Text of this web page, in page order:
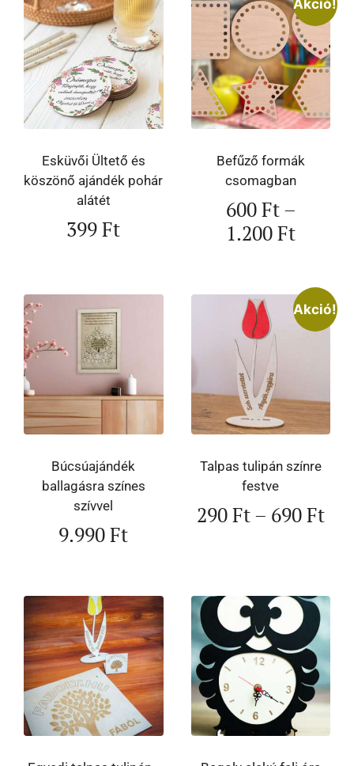
Esküvői Ültető és
köszönő ajándék pohár
alátét
399Ft
Akció!
Befűző formák
csomagban
600Ft–
1.200Ft
Búcsúajándék
ballagásra színes
szívvel
9.990Ft
Akció!
Talpas tulipán színre
festve
290Ft– 690Ft